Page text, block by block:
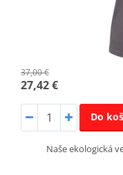
37,00 €
27,42 €
Do
Naše ekologická